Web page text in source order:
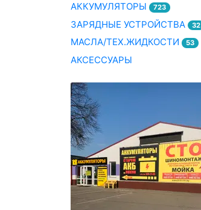
АККУМУЛЯТОРЫ 723
ЗАРЯДНЫЕ УСТРОЙСТВА 32
МАСЛА/ТЕХ.ЖИДКОСТИ 53
АКСЕССУАРЫ